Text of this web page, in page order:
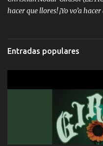
hacer que llores! ¡Yo vo’a
cada que intentas cantar Cada
intentas rimar Pobre payaso
con la gente Dices "Latino
menos se prudente Hoy me
dientes Por falta de empatía le
consciente de los followers
ve el poder que tienes Otro
álbum's "José, vibras colores
Entradas populares